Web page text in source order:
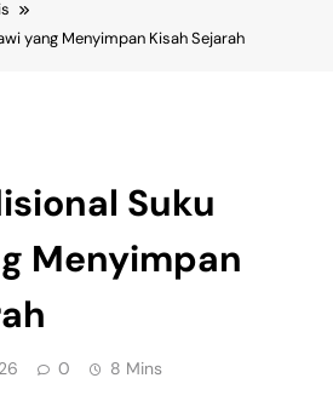
yang Menyimpan Kisah Sejarah
Suku
Menyimpan
0 8 Mins